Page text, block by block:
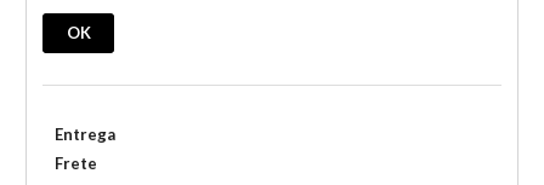
OK
Entrega
Frete